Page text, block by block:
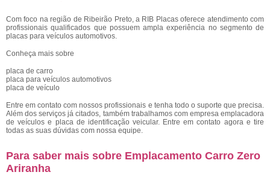
Com foco na região de Ribeirão Preto, a RIB Placas oferece atendimento com
profissionais qualificados que possuem ampla experiência no segmento de
placas para veículos automotivos.
Conheça mais sobre
placa de carro
placa para veículos automotivos
placa de veículo
Entre em contato com nossos profissionais e tenha todo o suporte que precisa.
Além dos serviços já citados, também trabalhamos com empresa emplacadora
de veículos e placa de identificação veicular. Entre em contato agora e tire
todas as suas dúvidas com nossa equipe.
Para saber mais sobre Emplacamento Carro Zero
Ariranha